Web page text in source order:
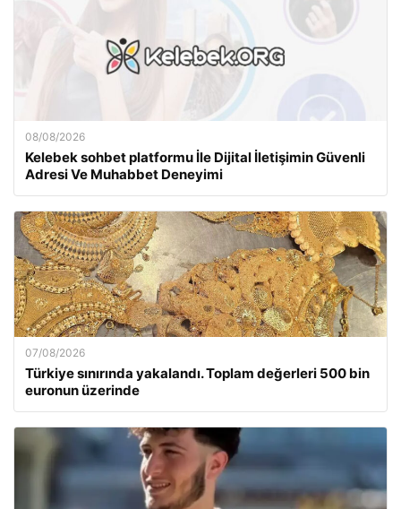
08/08/2026
Kelebek sohbet platformu İle Dijital İletişimin Güvenli
Adresi Ve Muhabbet Deneyimi
07/08/2026
Türkiye sınırında yakalandı. Toplam değerleri 500 bin
euronun üzerinde